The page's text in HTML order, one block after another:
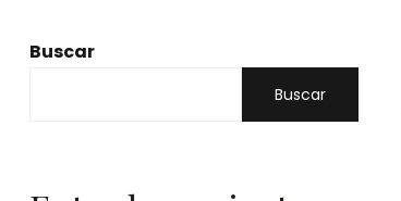
Buscar
Buscar